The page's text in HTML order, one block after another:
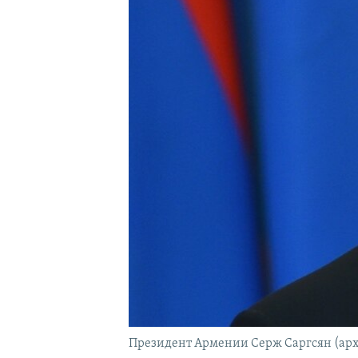
Президент Армении Серж Саргсян